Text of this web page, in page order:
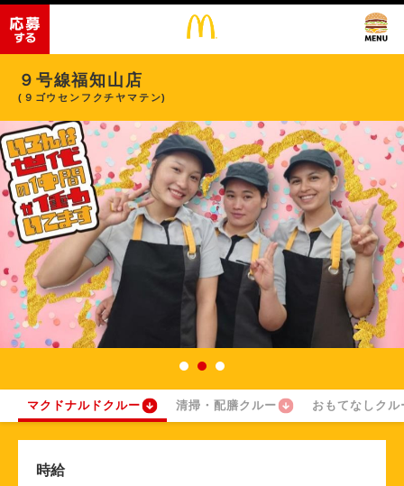
９号線福知山店
(９ゴウセンフクチヤマテン)
マクドナルドクルー 清掃・配膳クルー おもてなしクル
時給